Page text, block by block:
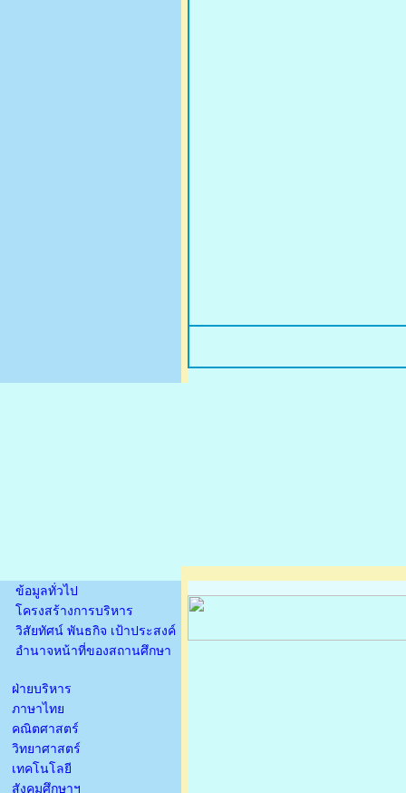
ข้อมูลทั่วไป
โครงสร้างการบริหาร
วิสัยทัศน์ พันธกิจ เป้าประสงค์
อำนาจหน้าที่ของสถานศึกษา
ฝ่ายบริหาร
ภาษาไทย
คณิตศาสตร์
วิทยาศาสตร์
เทคโนโลยี
สังคมศึกษาฯ